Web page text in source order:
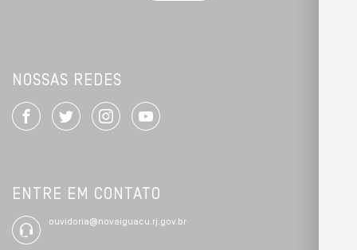
NOSSAS REDES
ENTRE EM CONTATO
ouvidoria@novaiguacu.rj.gov.br